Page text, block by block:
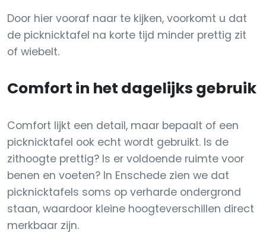
Door hier vooraf naar te kijken, voorkomt u dat
de picknicktafel na korte tijd minder prettig zit
of wiebelt.
Comfort in het dagelijks gebruik
Comfort lijkt een detail, maar bepaalt of een
picknicktafel ook echt wordt gebruikt. Is de
zithoogte prettig? Is er voldoende ruimte voor
benen en voeten? In Enschede zien we dat
picknicktafels soms op verharde ondergrond
staan, waardoor kleine hoogteverschillen direct
merkbaar zijn.